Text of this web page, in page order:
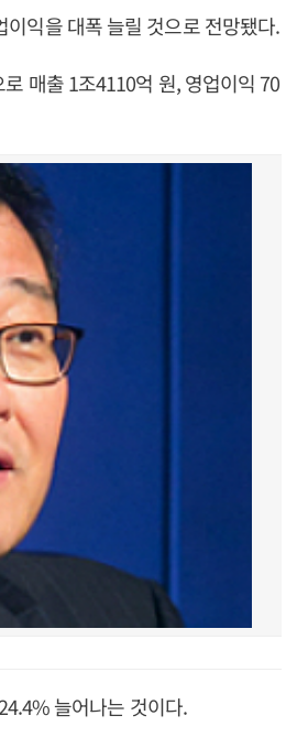
익을 대폭 늘릴 것으로 전망됐다.
매출 1조4110억 원, 영업이익 70
늘어나는 것이다.